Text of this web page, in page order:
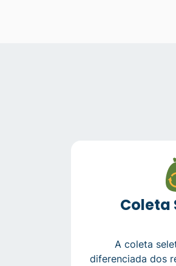
Coleta
A coleta
diferenciada dos